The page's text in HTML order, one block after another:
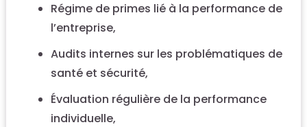
Régime de primes lié à la performance de
l’entreprise,
Audits internes sur les problématiques de
santé et sécurité,
Évaluation régulière de la performance
individuelle,